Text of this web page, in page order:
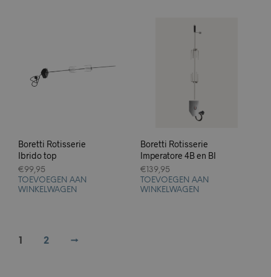
Boretti Rotisserie
Ibrido top
€99,95
TOEVOEGEN AAN
WINKELWAGEN
Boretti Rotisserie
Imperatore 4B en BI
€ 139,95
TOEVOEGEN AAN
WINKELWAGEN
1 2 →